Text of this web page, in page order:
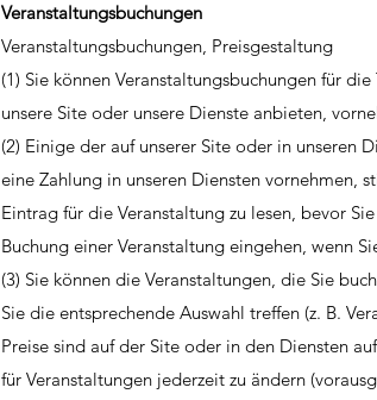
Veranstaltungsbuchungen
Veranstaltungsbuchungen, Preisgestaltung
(1) Sie können Veranstaltungsbuchungen für
unsere Site oder unsere Dienste anbieten,
(2) Einige der auf unserer Site oder in unseren
eine Zahlung in unseren Diensten vornehmen,
Eintrag für die Veranstaltung zu lesen, bevor
Buchung einer Veranstaltung eingehen, wenn
(3) Sie können die Veranstaltungen, die Sie
Sie die entsprechende Auswahl treffen (z. B.
Preise sind auf der Site oder in den Diensten
für Veranstaltungen jederzeit zu ändern